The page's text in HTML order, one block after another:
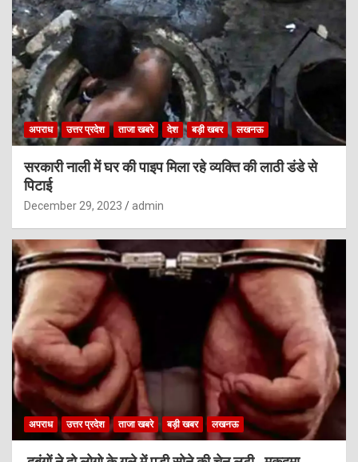
अपराध उत्तर प्रदेश ताजा खबरे देश बड़ी खबर लखनऊ
सरकारी नाली में घर की पाइप मिला रहे व्यक्ति की लाठी डंडे से
पिटाई
December 29, 2023 admin
अपराध उत्तर प्रदेश ताजा खबरे बड़ी खबर लखनऊ